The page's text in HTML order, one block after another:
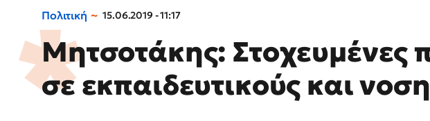
Πολιτική 15.06.2019 - 11:17
Μητσοτάκης: Στοχευμένες
σε εκπαιδευτικούς και